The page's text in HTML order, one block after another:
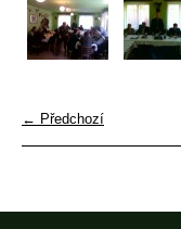
← Předchozí